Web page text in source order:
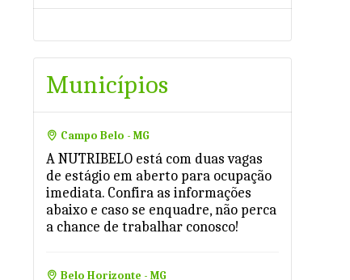
Municípios
Campo Belo - MG
A NUTRIBELO está com duas vagas
de estágio em aberto para ocupação
imediata. Confira as informações
abaixo e caso se enquadre, não perca
a chance de trabalhar conosco!
Belo Horizonte - MG